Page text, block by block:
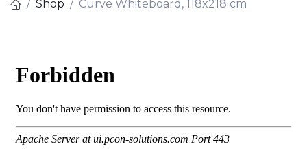
Shop Curve Whiteboard, 118x218 cm